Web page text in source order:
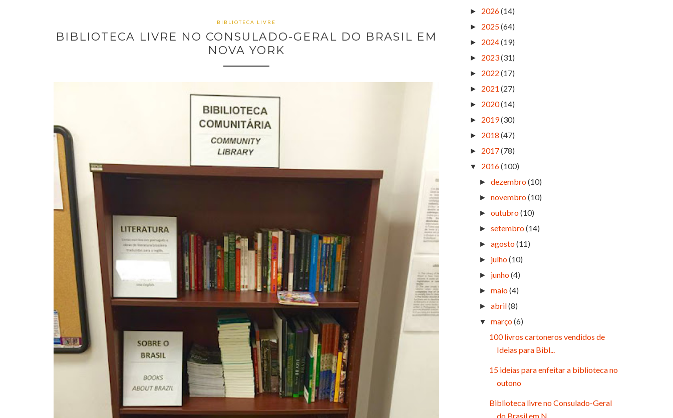
BIBLIOTECA LIVRE
BIBLIOTECA LIVRE NO CONSULADO-GERAL DO BRASIL EM
NOVA YORK
► 2026(14)
► 2025(64)
► 2024(19)
► 2023(31)
► 2022 (17)
► 2021 (27)
► 2020(14)
► 2019(30)
► 2018 (47)
► 2017(78)
▼ 2016(100)
►dezembro(10)
►novembro(10)
►outubro(10)
►setembro(14)
►agosto(11)
► julho(10)
► junho(4)
►maio(4)
►abril(8)
▼ março(6)
100 livros cartoneros vendidos de
Ideias para Bibl...
15 ideias para enfeitar a biblioteca no
outono
Biblioteca livre no Consulado-Geral
do Brasil em N...